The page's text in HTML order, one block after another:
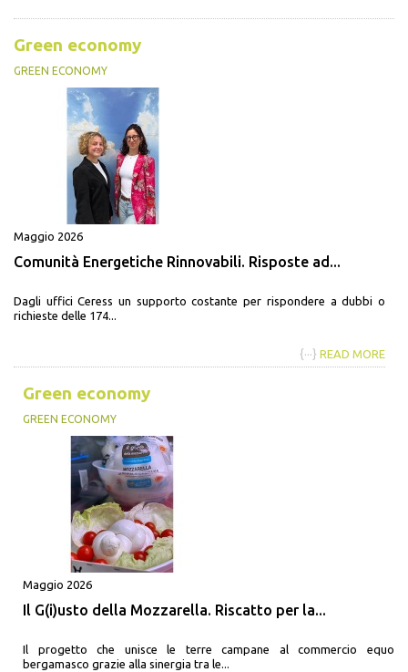
Green economy
GREEN ECONOMY
Maggio 2026
Comunità Energetiche Rinnovabili. Risposte ad...
Dagli uffici Ceress un supporto costante per rispondere a dubbi o
richieste delle 174...
{···} READ MORE
Green economy
GREEN ECONOMY
Maggio 2026
Il G(i)usto della Mozzarella. Riscatto per la...
Il progetto che unisce le terre campane al commercio equo
bergamasco grazie alla sinergia tra le...